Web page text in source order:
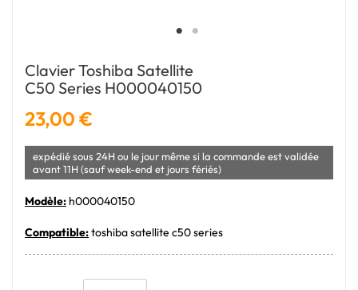
Clavier Toshiba Satellite
C50 Series H000040150
23,00 €
expédié sous 24H ou le jour même si la commande est validée
avant 11H (sauf week-end et jours fériés)
Modèle: h000040150
Compatible:toshiba satellite c50 series